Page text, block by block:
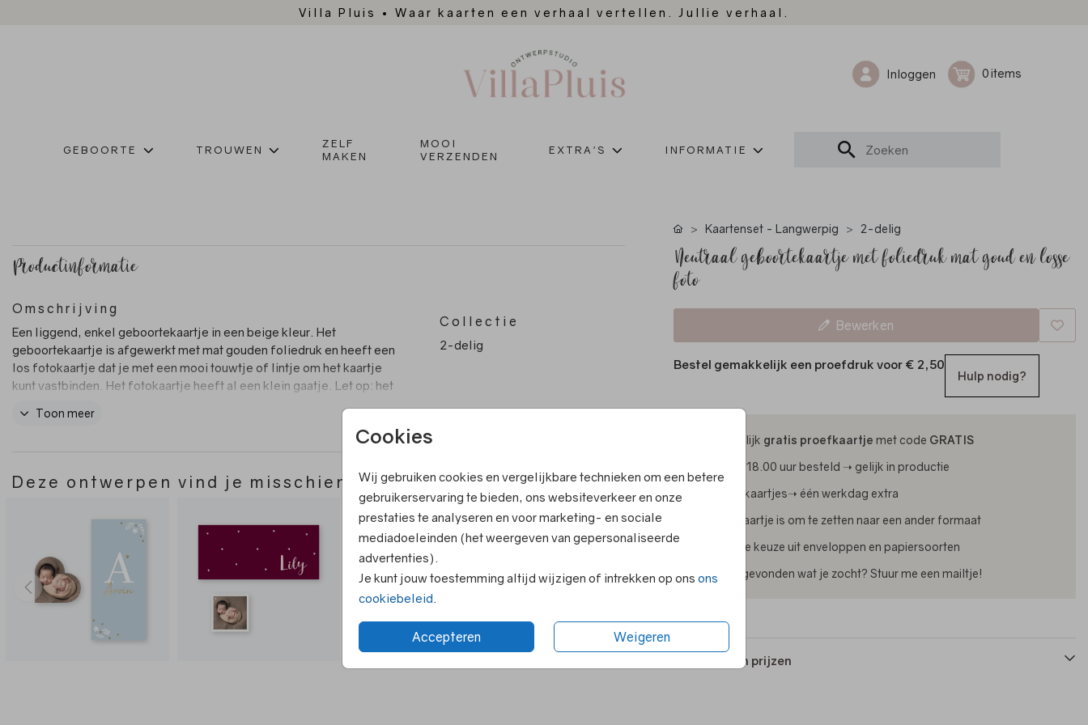
Villa Pluis • Waar kaarten een verhaal vertellen. Jullie verhaal.
Inloggen 0
GEBOORTE TROUWEN
ZELF
MAKEN
MOOI
VERZENDEN
EXTRA'S INFORMATIE
Cookies
Wij gebruiken cookies en vergelijkbare technieken om een betere
gebruikerservaring te bieden, ons websiteverkeer en onze
prestaties te analyseren en voor marketing- en sociale
mediadoeleinden (het weergeven van gepersonaliseerde
advertenties).
Je kunt jouw toestemming altijd wijzigen of intrekken op ons ons
cookiebeleid
Accepteren Weigeren
Productinformatie
Omschrijving
Een liggend, enkel geboortekaartje in een beige kleur. Het
geboortekaartje is afgewerkt met mat gouden foliedruk en heeft een
los fotokaartje dat je met een mooi touwtje of lintje om het kaartje
kunt vastbinden. Het fotokaartje heeft al een klein gaatje. Let op: het
pagina met alle extra's.
Toon meer
Collectie
2-delig
Deze ontwerpen vind je misschien ook leuk
Kaartenset - Langwerpig 2-delig
Neutraal geboortekaartje met foliedruk mat goud en losse
foto
Bewerken
Bestel gemakkelijk een proefdruk voor € 2,50
Hulp nodig?
Tijdelijk gratis proefkaartje met code GRATIS
Voor 18.00 uur besteld ➝ gelijk in productie
Foliekaartjes➝ één werkdag extra
Elk kaartje is om te zetten naar een ander formaat
Ruime keuze uit enveloppen en papiersoorten
Niet gevonden wat je zocht? Stuur me een mailtje!
Formaten en prijzen